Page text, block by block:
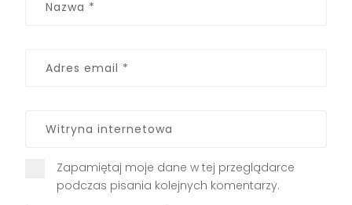
Zapamiętaj moje dane w tej przeglądarce
podczas pisania kolejnych komentarzy.